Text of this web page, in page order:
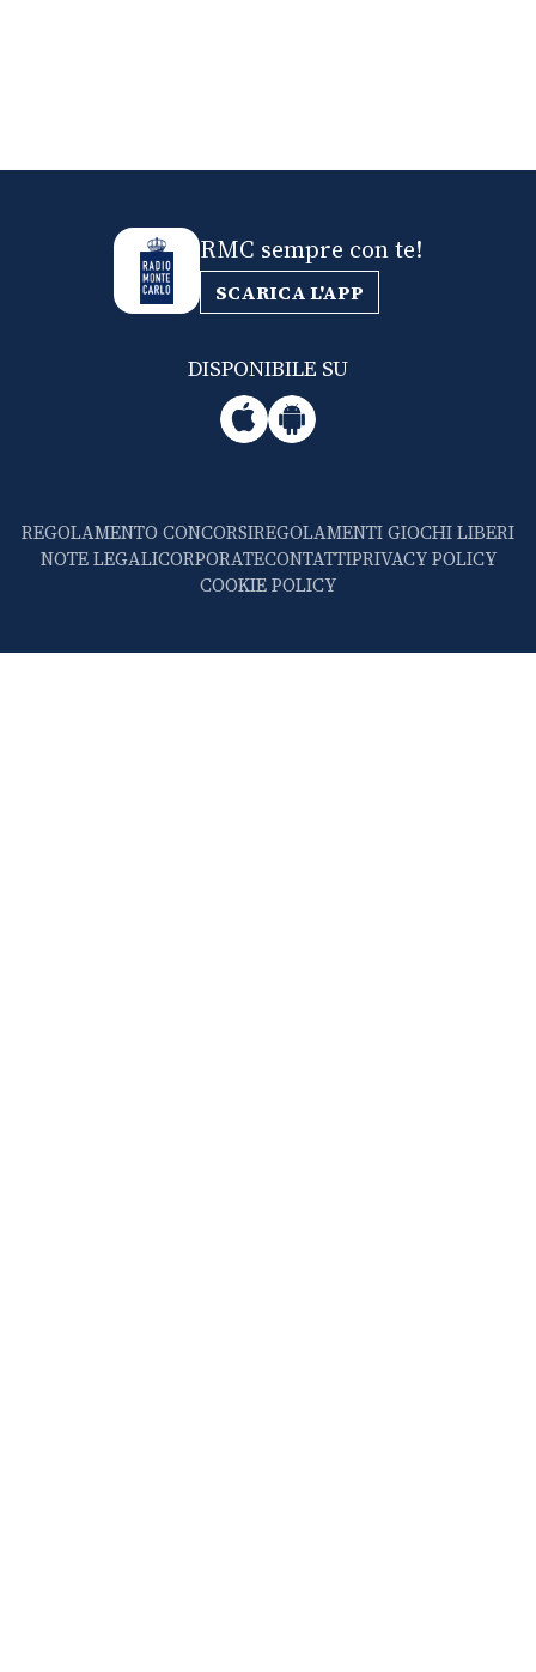
RMC sempre con te!
SCARICA L'APP
DISPONIBILE SU
REGOLAMENTO CONCORSIREGOLAMENTI GIOCHI LIBERI
NOTE LEGALICORPORATECONTATTIPRIVACY POLICY
COOKIE POLICY